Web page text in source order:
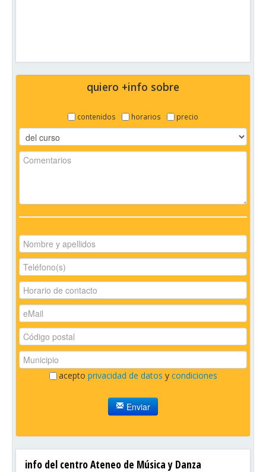
quiero +info sobre
contenidos horarios precio
acepto privacidad de datos y condiciones
Enviar
info del centro Ateneo de Música y Danza